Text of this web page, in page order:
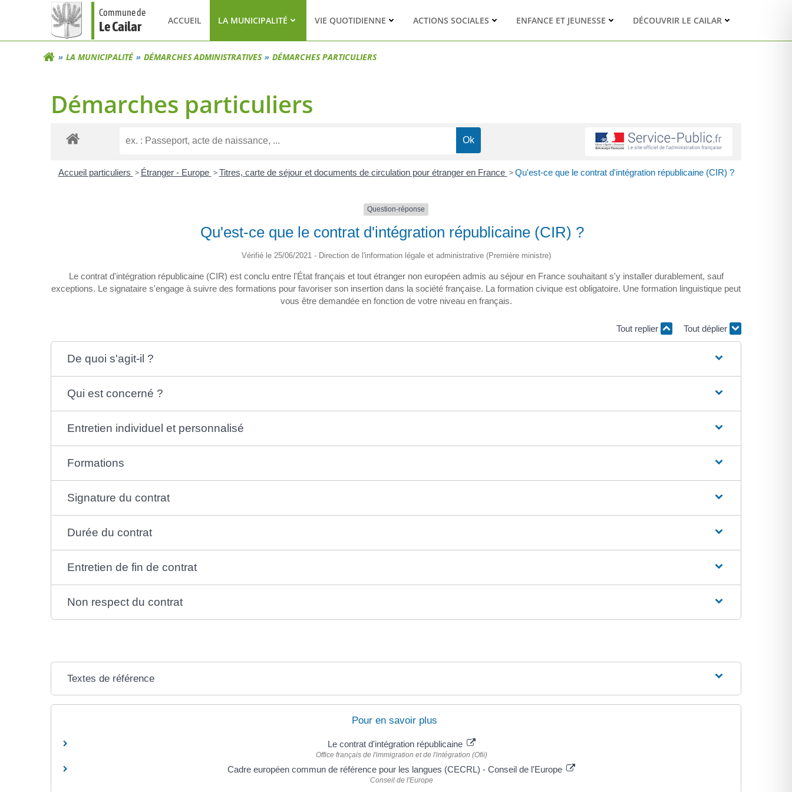
Commune de
Le Cailar ACCUEIL LA MUNICIPALITÉ VIE QUOTIDIENNE ACTIONS SOCIALES ENFANCE ET JEUNESSE DÉCOUVRIR LE CAILAR
LA MUNICIPALITÉ DÉMARCHES ADMINISTRATIVES DÉMARCHES PARTICULIERS
Démarches particuliers
Accueil particuliers > Étranger - Europe > Titres, carte de séjour et documents de circulation pour étranger en France > Qu'est-ce que le contrat d'intégration républicaine (CIR) ?
Question-réponse
Qu'est-ce que le contrat d'intégration républicaine (CIR) ?
Vérifié le 25/06/2021 - Direction de l'information légale et administrative (Première ministre)
Le contrat d'intégration républicaine (CIR) est conclu entre l'État français et tout étranger non européen admis au séjour en France souhaitant s'y installer durablement, sauf
exceptions. Le signataire s'engage à suivre des formations pour favoriser son insertion dans la société française. La formation civique est obligatoire. Une formation linguistique peut
vous être demandée en fonction de votre niveau en français.
Tout replier Tout déplier
De quoi s'agit-il ?
Qui est concerné ?
Entretien individuel et personnalisé
Formations
Signature du contrat
Durée du contrat
Entretien de fin de contrat
Non respect du contrat
Textes de référence
Pour en savoir plus
Le contrat d'intégration républicaine
Office français de l'immigration et de l'intégration (Ofii)
Cadre européen commun de référence pour les langues (CECRL) - Conseil de l'Europe
Conseil de l'Europe